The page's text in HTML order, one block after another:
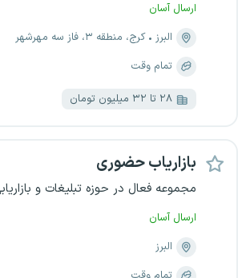
ارسال آسان
البرز
کرج، منطقه ۳، فاز سه مهرشهر
تمام وقت
۲۸ تا ۳۲ میلیون تومان
بازاریاب حضوری
مجموعه فعال در حوزه تبلیغات و
ارسال آسان
البرز